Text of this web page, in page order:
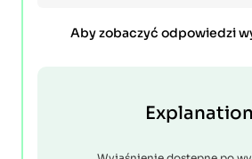
Aby zobaczyć odpowiedzi
Explanation